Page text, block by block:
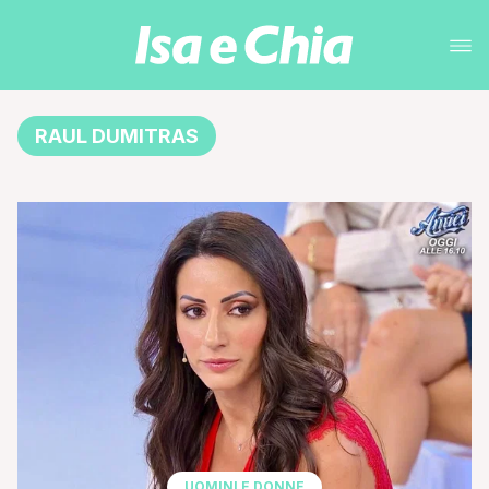
RAUL DUMITRAS